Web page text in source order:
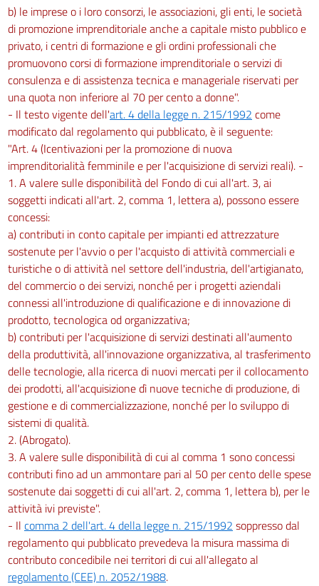
b) le imprese o i loro consorzi, le associazioni, gli enti, le società
di promozione imprenditoriale anche a capitale misto pubblico e
privato, i centri di formazione e gli ordini professionali che
promuovono corsi di formazione imprenditoriale o servizi di
consulenza e di assistenza tecnica e manageriale riservati per
una quota non inferiore al 70 per cento a donne".
- Il testo vigente dell'art. 4 della legge n. 215/1992 come
modificato dal regolamento qui pubblicato, è il seguente:
"Art. 4 (Icentivazioni per la promozione di nuova
imprenditorialità femminile e per l'acquisizione di servizi reali). -
1. A valere sulle disponibilità del Fondo di cui all'art. 3, ai
soggetti indicati all'art. 2, comma 1, lettera a), possono essere
concessi:
a) contributi in conto capitale per impianti ed attrezzature
sostenute per l'avvio o per l'acquisto di attività commerciali e
turistiche o di attività nel settore dell'industria, dell'artigianato,
del commercio o dei servizi, nonché per i progetti aziendali
connessi all'introduzione di qualificazione e di innovazione di
prodotto, tecnologica od organizzativa;
b) contributi per l'acquisizione di servizi destinati all'aumento
della produttività, all'innovazione organizzativa, al trasferimento
delle tecnologie, alla ricerca di nuovi mercati per il collocamento
dei prodotti, all'acquisizione dì nuove tecniche di produzione, di
gestione e di commercializzazione, nonché per lo sviluppo di
sistemi di qualità.
2. (Abrogato).
3. A valere sulle disponibilità di cui al comma 1 sono concessi
contributi fino ad un ammontare pari al 50 per cento delle spese
sostenute dai soggetti di cui all'art. 2, comma 1, lettera b), per le
attività ivi previste".
- Il comma 2 dell'art. 4 della legge n. 215/1992 soppresso dal
regolamento qui pubblicato prevedeva la misura massima di
contributo concedibile nei territori di cui all'allegato al
regolamento (CEE) n. 2052/1988.